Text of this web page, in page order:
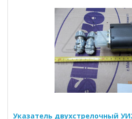
Указатель двухстрелочный